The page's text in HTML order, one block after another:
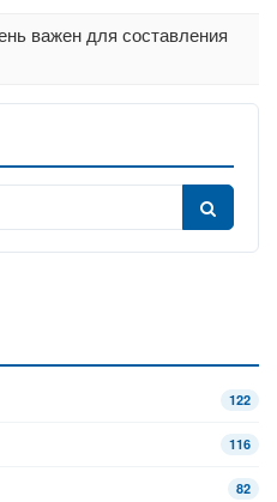
важен для составления
122
116
82